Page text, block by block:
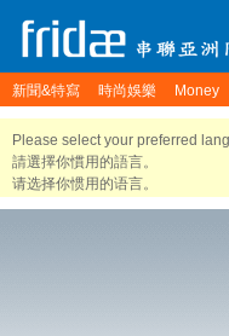
新聞&特寫 時尚娛樂 Money
Please select your preferred
請選擇你慣用的語言。
请选择你惯用的语言。